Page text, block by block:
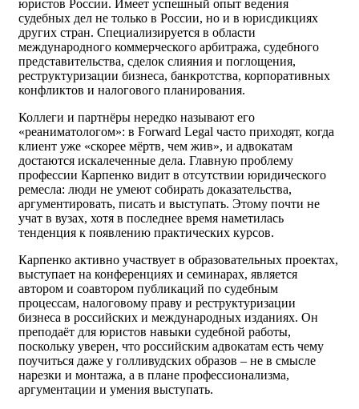
юристов России. Имеет успешный опыт ведения
судебных дел не только в России, но и в юрисдикциях
других стран. Специализируется в области
международного коммерческого арбитража, судебного
представительства, сделок слияния и поглощения,
реструктуризации бизнеса, банкротства, корпоративных
конфликтов и налогового планирования.
Коллеги и партнёры нередко называют его
«реаниматологом»: в Forward Legal часто приходят, когда
клиент уже «скорее мёртв, чем жив», и адвокатам
достаются искалеченные дела. Главную проблему
профессии Карпенко видит в отсутствии юридического
ремесла: люди не умеют собирать доказательства,
аргументировать, писать и выступать. Этому почти не
учат в вузах, хотя в последнее время наметилась
тенденция к появлению практических курсов.
Карпенко активно участвует в образовательных проектах,
выступает на конференциях и семинарах, является
автором и соавтором публикаций по судебным
процессам, налоговому праву и реструктуризации
бизнеса в российских и международных изданиях. Он
преподаёт для юристов навыки судебной работы,
поскольку уверен, что российским адвокатам есть чему
поучиться даже у голливудских образов – не в смысле
нарезки и монтажа, а в плане профессионализма,
аргументации и умения выступать.